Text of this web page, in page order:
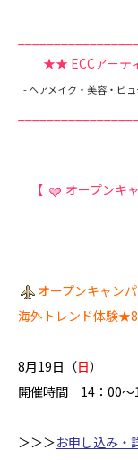
★★ ECCアーティ
- ヘアメイク・美容・ビ
【 オープンキ
オープンキャン
海外トレンド体験★8
8月19日（日）
開催時間 14：00～
＞＞＞お申し込み・